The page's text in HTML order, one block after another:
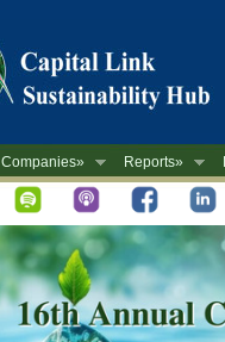
Companies» Reports»